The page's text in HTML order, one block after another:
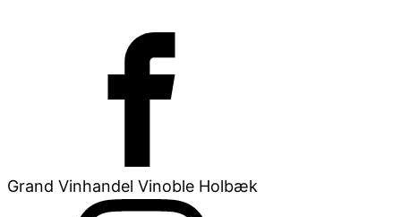
Grand Vinhandel Vinoble Holbæk